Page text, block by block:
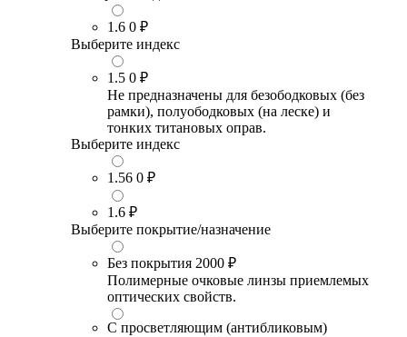
1.6 0 ₽
Выберите индекс
1.5 0 ₽
Не предназначены для безободковых (без
рамки), полуободковых (на леске) и
тонких титановых оправ.
Выберите индекс
1.56 0 ₽
1.6 ₽
Выберите покрытие/назначение
Без покрытия 2000 ₽
Полимерные очковые линзы приемлемых
оптических свойств.
С просветляющим (антибликовым)